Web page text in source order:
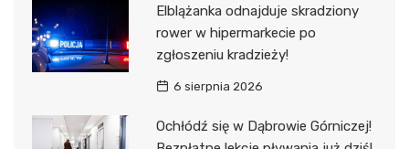
Elblążanka odnajduje skradziony
rower w hipermarkecie po
zgłoszeniu kradzieży!
6 sierpnia 2026
Ochłódź się w Dąbrowie Górniczej!